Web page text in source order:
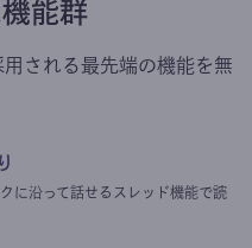
能群
される最先端の機能を無
に沿って話せるスレッド機能で読